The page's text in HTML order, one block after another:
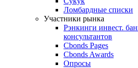
Ломбардные списки
Участники рынка
Рэнкинги инвест.
консультантов
Cbonds Pages
Cbonds Awards
Опросы